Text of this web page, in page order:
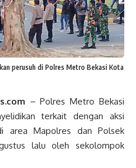
perusuh di Polres Metro Bekasi Kota
– Polres Metro Bekasi
terkait dengan aksi
area Mapolres dan Polsek
lalu oleh sekolompok